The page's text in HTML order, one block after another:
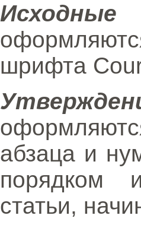
шрифта
абзаца и
порядком
статьи,